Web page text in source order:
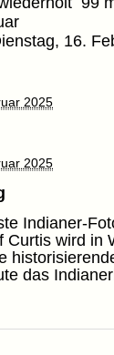
16.
2025
2025
Indianer-
Curtis wird in
das